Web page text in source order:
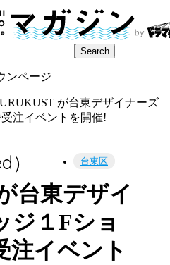
ンページ
が台東デザイナーズ
注イベントを開催!
台東区
台東デザイ
ジ１Fショ
注イベント